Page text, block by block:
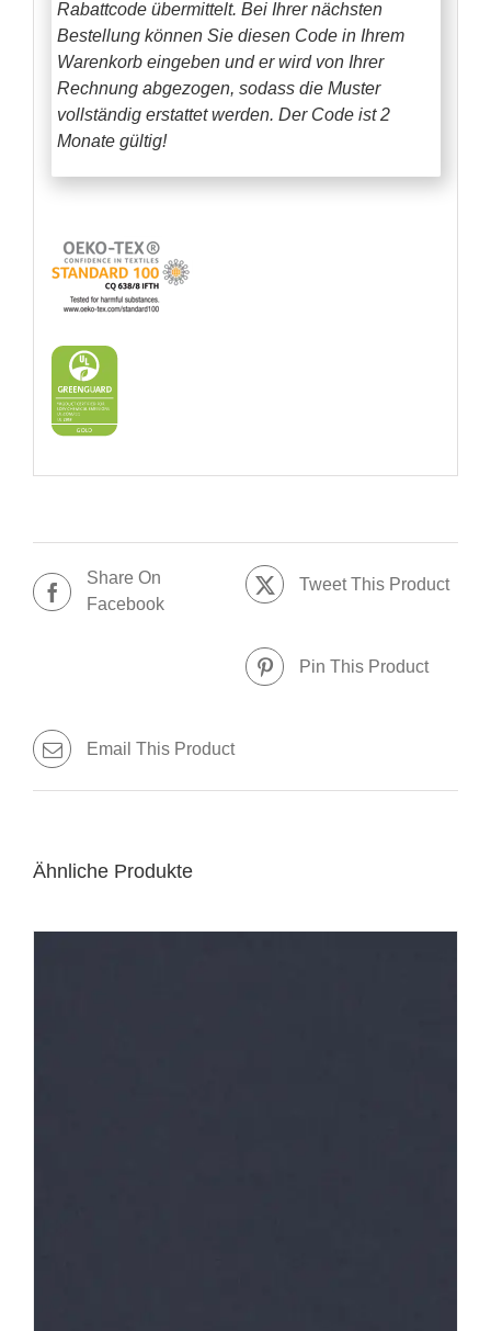
Rabattcode übermittelt. Bei Ihrer nächsten
Bestellung können Sie diesen Code in Ihrem
Warenkorb eingeben und er wird von Ihrer
Rechnung abgezogen, sodass die Muster
vollständig erstattet werden. Der Code ist 2
Monate gültig!
Share On
Facebook
Tweet This Product
Pin This Product
Email This Product
Ähnliche Produkte